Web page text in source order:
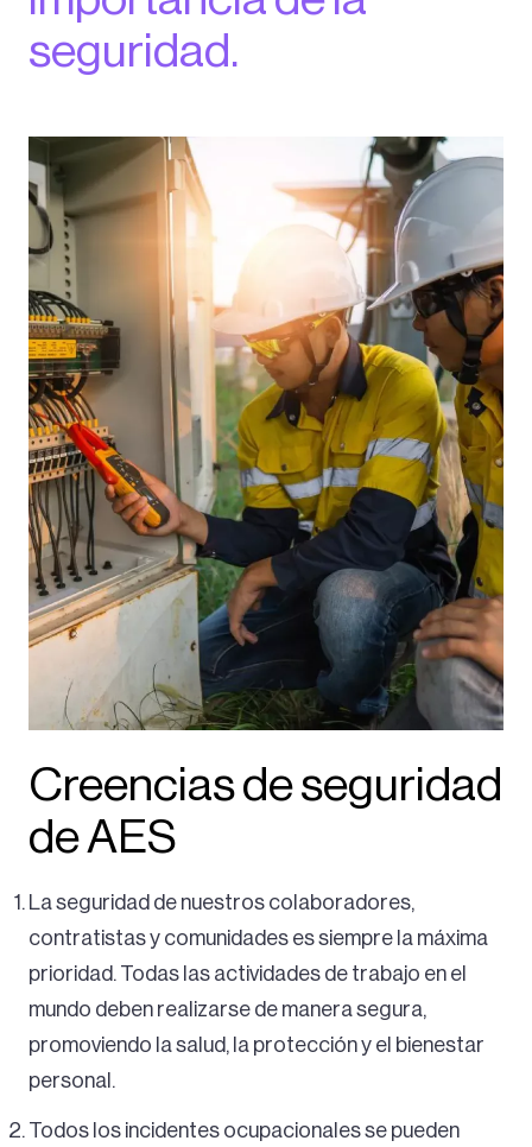
seguridad.
Creencias de seguridad
de AES
La seguridad de nuestros colaboradores,
contratistas y comunidades es siempre la máxima
prioridad. Todas las actividades de trabajo en el
mundo deben realizarse de manera segura,
promoviendo la salud, la protección y el bienestar
personal.
Todos los incidentes ocupacionales se pueden